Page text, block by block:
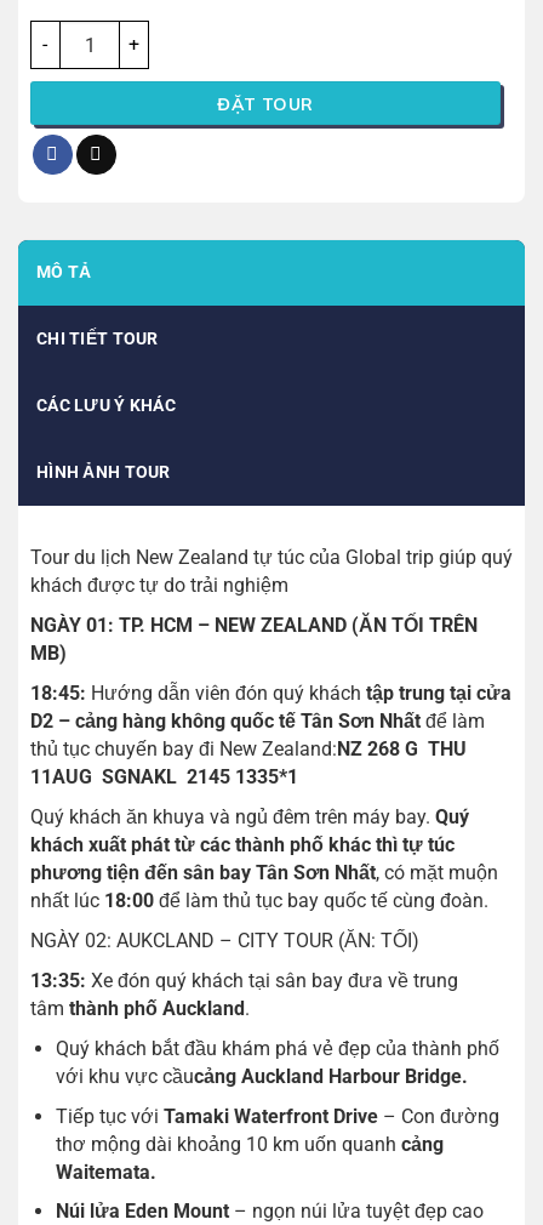
ĐẶT TOUR
MÔ TẢ
CHI TIẾT TOUR
CÁC LƯU Ý KHÁC
HÌNH ẢNH TOUR
Tour du lịch New Zealand tự túc của Global trip giúp quý
khách được tự do trải nghiệm
NGÀY 01: TP. HCM – NEW ZEALAND (ĂN TỐI TRÊN
MB)
18:45: Hướng dẫn viên đón quý khách tập trung tại cửa
D2 – cảng hàng không quốc tế Tân Sơn Nhất để làm
thủ tục chuyến bay đi New Zealand: NZ 268 G THU
11AUG SGNAKL 2145 1335*1
Quý khách ăn khuya và ngủ đêm trên máy bay. Quý
khách xuất phát từ các thành phố khác thì tự túc
phương tiện đến sân bay Tân Sơn Nhất, có mặt muộn
nhất lúc 18:00 để làm thủ tục bay quốc tế cùng đoàn.
NGÀY 02: AUKCLAND – CITY TOUR (ĂN: TỐI)
13:35: Xe đón quý khách tại sân bay đưa về trung
tâm thành phố Auckland .
Quý khách bắt đầu khám phá vẻ đẹp của thành phố
với khu vực cầucảng Auckland Harbour Bridge.
Tiếp tục với Tamaki Waterfront Drive– Con đường
thơ mộng dài khoảng 10 km uốn quanh cảng
Waitemata.
Núi lửa Eden Mount – ngọn núi lửa tuyệt đẹp cao